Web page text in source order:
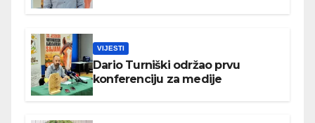
VIJESTI
Dario Turniški održao prvu
konferenciju za medije